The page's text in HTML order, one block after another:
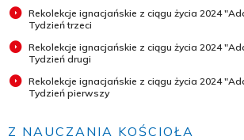
Rekolekcje ignacjańskie z ciągu życia 2024
Tydzień trzeci
Rekolekcje ignacjańskie z ciągu życia 2024
Tydzień drugi
Rekolekcje ignacjańskie z ciągu życia 2024
Tydzień pierwszy
Z NAUCZANIA KOŚCIOŁA